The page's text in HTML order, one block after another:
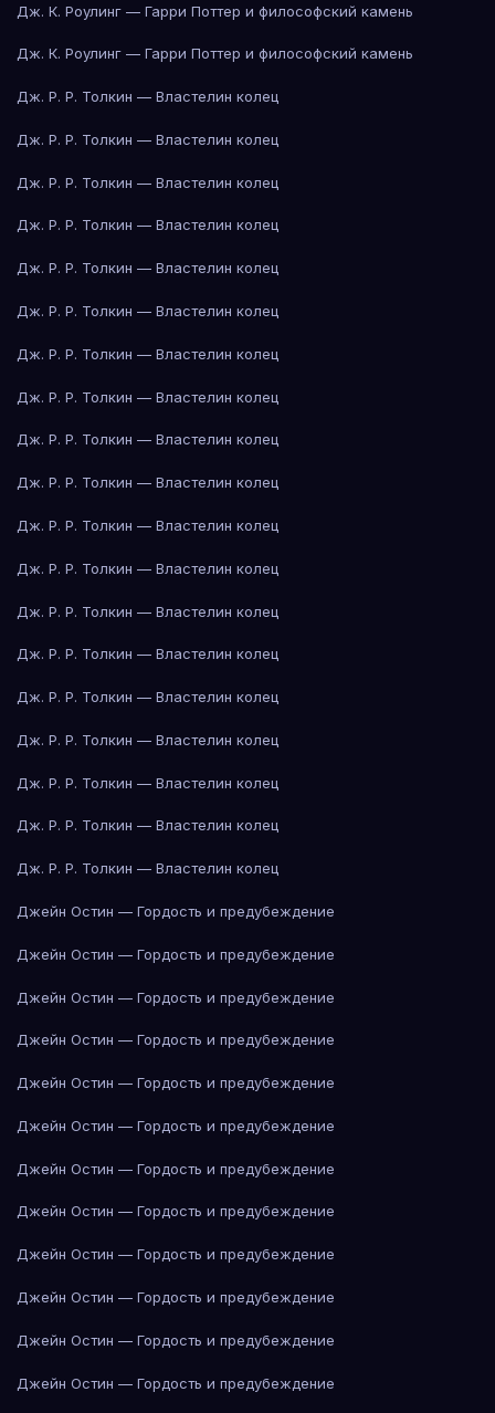
Дж. К. Роулинг — Гарри Поттер и философский камень
Дж. К. Роулинг — Гарри Поттер и философский камень
Дж. Р. Р. Толкин — Властелин колец
Дж. Р. Р. Толкин — Властелин колец
Дж. Р. Р. Толкин — Властелин колец
Дж. Р. Р. Толкин — Властелин колец
Дж. Р. Р. Толкин — Властелин колец
Дж. Р. Р. Толкин — Властелин колец
Дж. Р. Р. Толкин — Властелин колец
Дж. Р. Р. Толкин — Властелин колец
Дж. Р. Р. Толкин — Властелин колец
Дж. Р. Р. Толкин — Властелин колец
Дж. Р. Р. Толкин — Властелин колец
Дж. Р. Р. Толкин — Властелин колец
Дж. Р. Р. Толкин — Властелин колец
Дж. Р. Р. Толкин — Властелин колец
Дж. Р. Р. Толкин — Властелин колец
Дж. Р. Р. Толкин — Властелин колец
Дж. Р. Р. Толкин — Властелин колец
Дж. Р. Р. Толкин — Властелин колец
Дж. Р. Р. Толкин — Властелин колец
Джейн Остин — Гордость и предубеждение
Джейн Остин — Гордость и предубеждение
Джейн Остин — Гордость и предубеждение
Джейн Остин — Гордость и предубеждение
Джейн Остин — Гордость и предубеждение
Джейн Остин — Гордость и предубеждение
Джейн Остин — Гордость и предубеждение
Джейн Остин — Гордость и предубеждение
Джейн Остин — Гордость и предубеждение
Джейн Остин — Гордость и предубеждение
Джейн Остин — Гордость и предубеждение
Джейн Остин — Гордость и предубеждение